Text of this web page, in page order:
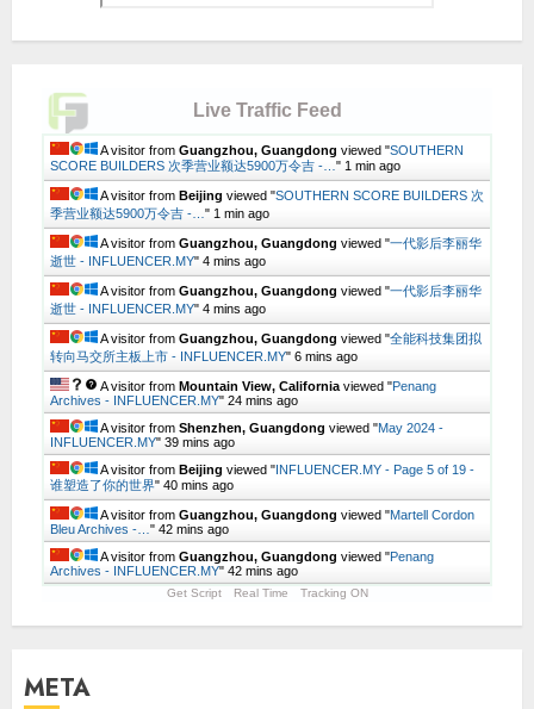
Live Traffic Feed
A visitor from Guangzhou, Guangdong viewed "SOUTHERN
SCORE BUILDERS 次季营业额达5900万令吉 -… " 1 min ago
A visitor from Beijing viewed "SOUTHERN SCORE BUILDERS 次
季营业额达5900万令吉 -… " 2 mins ago
A visitor from Guangzhou, Guangdong viewed "一代影后李丽华
逝世 - INFLUENCER.MY" 4 mins ago
A visitor from Guangzhou, Guangdong viewed "一代影后李丽华
逝世 - INFLUENCER.MY" 4 mins ago
A visitor from Guangzhou, Guangdong viewed "全能科技集团拟
转向马交所主板上市 - INFLUENCER.MY" 6 mins ago
A visitor from Mountain View, California viewed "Penang
Archives - INFLUENCER.MY" 24 mins ago
A visitor from Shenzhen, Guangdong viewed "May 2024 -
INFLUENCER.MY" 39 mins ago
A visitor from Beijing viewed "INFLUENCER.MY - Page 5 of 19 -
谁塑造了你的世界" 40 mins ago
A visitor from Guangzhou, Guangdong viewed "Martell Cordon
Bleu Archives -… " 42 mins ago
A visitor from Guangzhou, Guangdong viewed "Penang
Archives - INFLUENCER.MY" 42 mins ago
Get Script Real Time Tracking ON
META